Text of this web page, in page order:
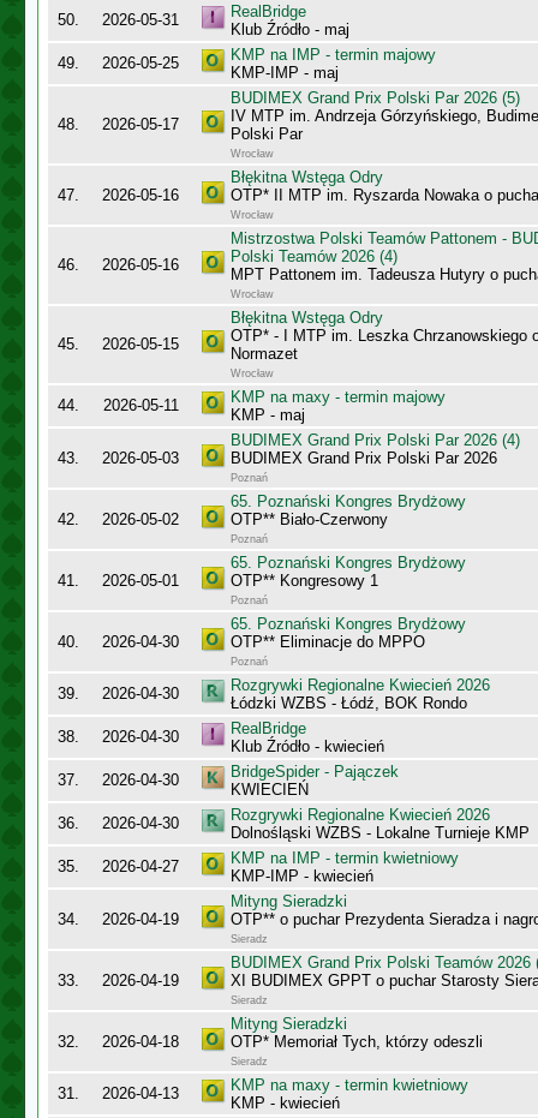
50.
2026-05-31
RealBridge
Klub Źródło - maj
49.
2026-05-25
KMP na IMP - termin majowy
KMP-IMP - maj
48. 2026-05-17
BUDIMEX Grand Prix Polski Par 2026 (5)
IV MTP im. Andrzeja Górzyńskiego,
Polski Par
Wrocław
47. 2026-05-16
Błękitna Wstęga Odry
OTP* II MTP im. Ryszarda Nowaka o
Wrocław
46. 2026-05-16
Mistrzostwa Polski Teamów Pattonem -
Polski Teamów 2026 (4)
MPT Pattonem im. Tadeusza Hutyry o
Wrocław
45. 2026-05-15
Błękitna Wstęga Odry
OTP* - I MTP im. Leszka Chrzanowskiego
Normazet
Wrocław
44. 2026-05-11
KMP na maxy - termin majowy
KMP - maj
43. 2026-05-03
BUDIMEX Grand Prix Polski Par 2026 (4)
BUDIMEX Grand Prix Polski Par 2026
Poznań
42. 2026-05-02
65. Poznański Kongres Brydżowy
OTP** Biało-Czerwony
Poznań
41. 2026-05-01
65. Poznański Kongres Brydżowy
OTP** Kongresowy 1
Poznań
40. 2026-04-30
65. Poznański Kongres Brydżowy
OTP** Eliminacje do MPPO
Poznań
39. 2026-04-30
Rozgrywki Regionalne Kwiecień 2026
Łódzki WZBS - Łódź, BOK Rondo
38.
2026-04-30
RealBridge
Klub Źródło - kwiecień
37.
2026-04-30
BridgeSpider - Pajączek
KWIECIEŃ
36.
2026-04-30
Rozgrywki Regionalne Kwiecień 2026
Dolnośląski WZBS - Lokalne Turnieje KMP
35.
2026-04-27
KMP na IMP - termin kwietniowy
KMP-IMP - kwiecień
34. 2026-04-19
Mityng Sieradzki
OTP** o puchar Prezydenta Sieradza i
Sieradz
33. 2026-04-19
BUDIMEX Grand Prix Polski Teamów 2026
XI BUDIMEX GPPT o puchar Starosty
Sieradz
32. 2026-04-18
Mityng Sieradzki
OTP* Memoriał Tych, którzy odeszli
Sieradz
31. 2026-04-13
KMP na maxy - termin kwietniowy
KMP - kwiecień